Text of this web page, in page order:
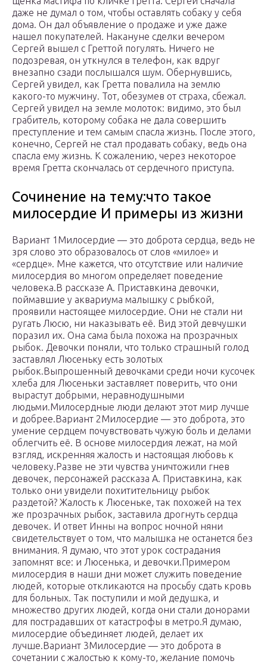
даже не думал о том, чтобы оставлять собаку у себя
дома. Он дал объявление о продаже и уже даже
нашел покупателей. Накануне сделки вечером
Сергей вышел с Греттой погулять. Ничего не
подозревая, он уткнулся в телефон, как вдруг
внезапно сзади послышался шум. Обернувшись,
Сергей увидел, как Гретта повалила на землю
какого-то мужчину. Тот, обезумев от страха, сбежал.
Сергей увидел на земле молоток: видимо, это был
грабитель, которому собака не дала совершить
преступление и тем самым спасла жизнь. После этого,
конечно, Сергей не стал продавать собаку, ведь она
спасла ему жизнь. К сожалению, через некоторое
время Гретта скончалась от сердечного приступа.
Сочинение на тему:что такое
милосердие И примеры из жизни
Вариант 1Милосердие — это доброта сердца, ведь не
зря слово это образовалось от слов «милое» и
«сердце». Мне кажется, что отсутствие или наличие
милосердия во многом определяет поведение
человека.В рассказе А. Приставкина девочки,
поймавшие у аква­риума малышку с рыбкой,
проявили настоящее милосердие. Они не стали ни
ругать Люсю, ни наказывать её. Вид этой девчушки
поразил их. Она сама была похожа на прозрач­ных
рыбок. Девочки поняли, что только страшный голод
заставлял Люсеньку есть золотых
рыбок.Выпрошенный девочками среди ночи кусочек
хлеба для Люсеньки заставляет поверить, что они
вырастут добрыми, неравнодушными
людьми.Милосердные люди делают этот мир лучше
и добрее.Вариант 2Милосердие — это доброта, это
умение сердцем почувст­вовать чужую боль и делами
облегчить её. В основе мило­сердия лежат, на мой
взгляд, искренняя жалость и настоя­щая любовь к
человеку.Разве не эти чувства уничтожили гнев
девочек, персона­жей рассказа А. Приставкина, как
только они увидели по­хитительницу рыбок
раздетой? Жалость к Люсеньке, так похожей на тех
же прозрачных рыбок, заста­вила дрогнуть сердца
девочек. И ответ Инны на вопрос ноч­ной няни
свидетельствует о том, что малышка не останется без
внимания. Я думаю, что этот урок со­страдания
запомнят все: и Люсенька, и девочки.Примером
милосердия в наши дни может служить пове­дение
людей, которые откликаются на просьбу сдать кровь
для больных. Так поступили и мой дедушка, и
множество других людей, когда они стали донорами
для пострадавших от катастрофы в метро.Я думаю,
милосердие объединяет людей, делает их
лучше.Вариант 3Милосердие — это доброта в
сочетании с жалостью к ко­му-то, желание помочь